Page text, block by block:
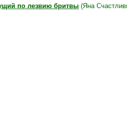
по лезвию бритвы (Яна